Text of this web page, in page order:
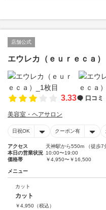
店舗公式
エウレカ（ｅｕｒｅｃａ）
3.33 口コミ
美容室・ヘアサロン
日祝OK クーポン有
アクセス
天神駅から550m （徒歩7
本日の営業状況 10:00〜19:00
価格帯
￥4,950〜￥16,500
メニュー
カット
カット
￥4,950 （税込）